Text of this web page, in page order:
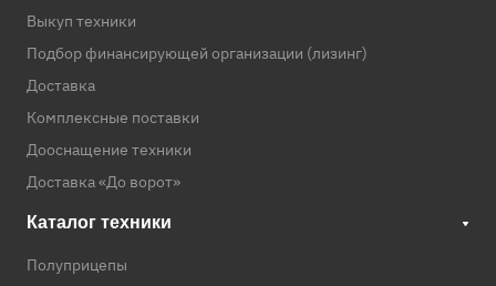
Выкуп техники
Подбор финансирующей организации (лизинг)
Доставка
Комплексные поставки
Дооснащение техники
Доставка «До ворот»
Каталог техники
Полуприцепы